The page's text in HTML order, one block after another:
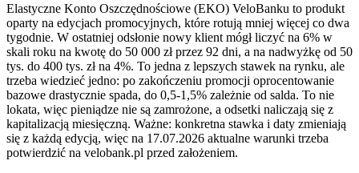
Elastyczne Konto Oszczędnościowe (EKO) VeloBanku to produkt
oparty na edycjach promocyjnych, które rotują mniej więcej co dwa
tygodnie. W ostatniej odsłonie nowy klient mógł liczyć na 6% w
skali roku na kwotę do 50 000 zł przez 92 dni, a na nadwyżkę od 50
tys. do 400 tys. zł na 4%. To jedna z lepszych stawek na rynku, ale
trzeba wiedzieć jedno: po zakończeniu promocji oprocentowanie
bazowe drastycznie spada, do 0,5-1,5% zależnie od salda. To nie
lokata, więc pieniądze nie są zamrożone, a odsetki naliczają się z
kapitalizacją miesięczną. Ważne: konkretna stawka i daty zmieniają
się z każdą edycją, więc na 17.07.2026 aktualne warunki trzeba
potwierdzić na velobank.pl przed założeniem.